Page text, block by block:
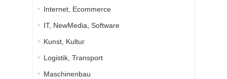
Internet, Ecommerce
IT, NewMedia, Software
Kunst, Kultur
Logistik, Transport
Maschinenbau